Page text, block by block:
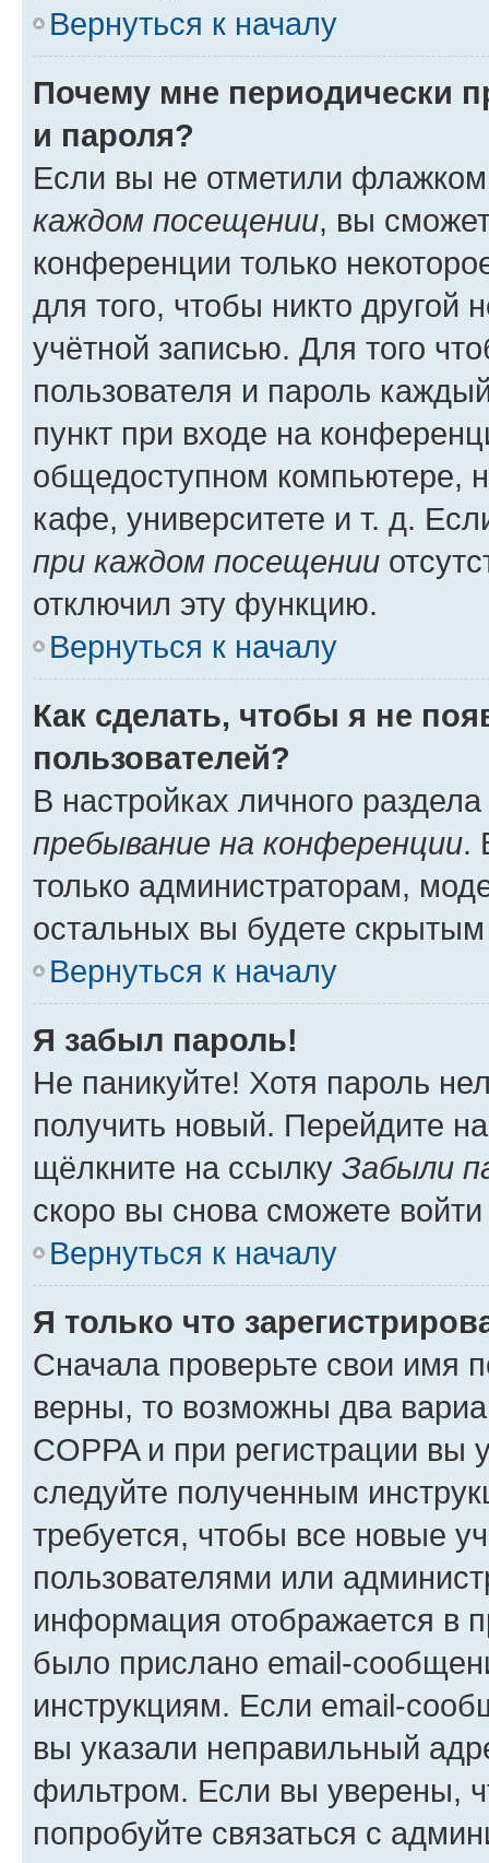
Вернуться к началу
Почему мне периодически
и пароля?
Если вы не отметили
каждом посещении, вы
конференции только
для того, чтобы никто другой
учётной записью. Для того
пользователя и пароль
пункт при входе на
общедоступном компьютере,
кафе, университете и т. д.
при каждом посещении
отключил эту функцию.
Вернуться к началу
Как сделать, чтобы я не
пользователей?
В настройках личного
пребывание на конференции.
только администраторам,
остальных вы будете
Вернуться к началу
Я забыл пароль!
Не паникуйте! Хотя пароль
получить новый. Перейдите
щёлкните на ссылку Забыли
скоро вы снова сможете
Вернуться к началу
Я только что
Сначала проверьте свои имя
верны, то возможны два
COPPA и при регистрации вы
следуйте полученным
требуется, чтобы все новые
пользователями или
информация отображается в
было прислано email-
инструкциям. Если email-
вы указали неправильный
фильтром. Если вы уверены,
попробуйте связаться с